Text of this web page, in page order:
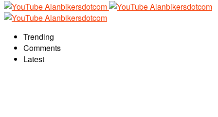
Trending
Comments
Latest